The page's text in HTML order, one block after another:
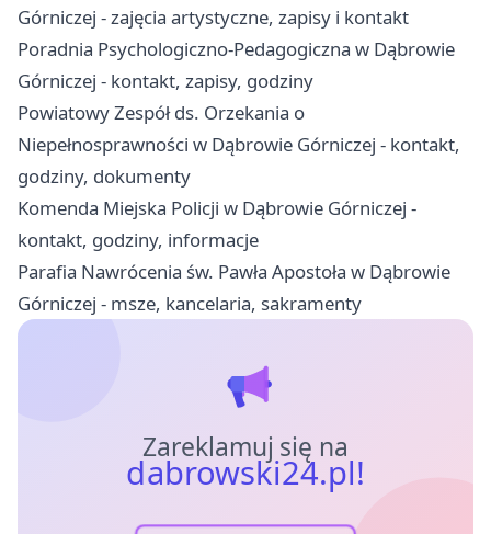
Górniczej - zajęcia artystyczne, zapisy i kontakt
Poradnia Psychologiczno-Pedagogiczna w Dąbrowie
Górniczej - kontakt, zapisy, godziny
Powiatowy Zespół ds. Orzekania o
Niepełnosprawności w Dąbrowie Górniczej - kontakt,
godziny, dokumenty
Komenda Miejska Policji w Dąbrowie Górniczej -
kontakt, godziny, informacje
Parafia Nawrócenia św. Pawła Apostoła w Dąbrowie
Górniczej - msze, kancelaria, sakramenty
Zareklamuj się na
dabrowski24.pl!